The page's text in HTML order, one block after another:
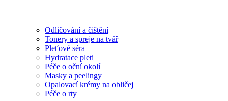
Odličování a čištění
Tonery a spreje na tvář
Pleťové séra
Hydratace pleti
Péče o oční okolí
Masky a peelingy
Opalovací krémy na obličej
Péče o rty